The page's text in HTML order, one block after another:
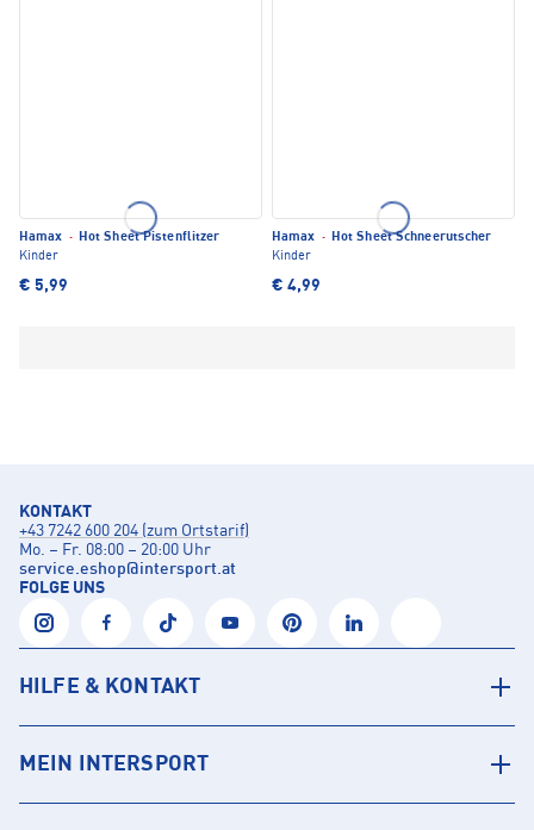
Hamax · Hot Sheet Pistenflitzer
Kinder
€ 5,99
Hamax · Hot Sheet Schneerutscher
Kinder
€ 4,99
KONTAKT
+43 7242 600 204 (zum Ortstarif)
Mo. – Fr. 08:00 – 20:00 Uhr
service.eshop@intersport.at
FOLGE UNS
HILFE & KONTAKT
MEIN INTERSPORT